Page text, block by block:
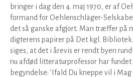
bringer i dag den 4. maj 1970, er af
formand for Oehlenschläger-
det så ganske afgjort. Man træffer på
digterens papirer på Det kgl.
siges, at det i årevis er rendt byen
nu afdød litteraturprofessor har
begyndelse: ’Ifald Du kneppe vil i